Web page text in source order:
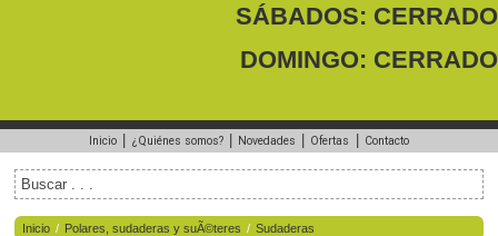
SÁBADOS: CERRADO
DOMINGO: CERRADO
Inicio ¿Quiénes somos? Novedades Ofertas Contacto
Inicio / Polares, sudaderas y suÃ©teres / Sudaderas